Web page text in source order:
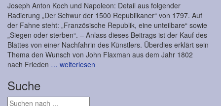
Joseph Anton Koch und Napoleon: Detail aus folgender
Radierung „Der Schwur der 1500 Republikaner“ von 1797. Auf
der Fahne steht: „Französische Republik, eine unteilbare“ sowie
„Siegen oder sterben“. – Anlass dieses Beitrags ist der Kauf des
Blattes von einer Nachfahrin des Künstlers. Überdies erklärt sein
Thema den Wunsch von John Flaxman aus dem Jahr 1802
nach Frieden … weiterlesen
Suche